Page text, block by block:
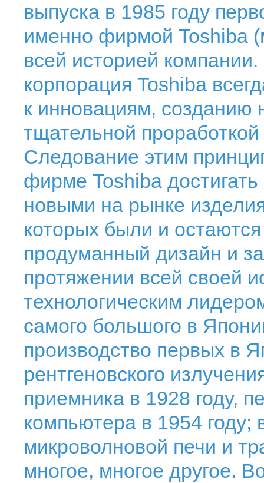
выпуска в 1985 году
именно фирмой Toshiba
всей историей
корпорация Toshiba
к инновациям, созданию
тщательной
Следование этим
фирме Toshiba достигать
новыми на рынке
которых были и
продуманный дизайн и
протяжении всей своей
технологическим
самого большого в
производство первых в
рентгеновского
приемника в 1928 году,
компьютера в 1954 году;
микроволновой печи и
многое, многое другое.